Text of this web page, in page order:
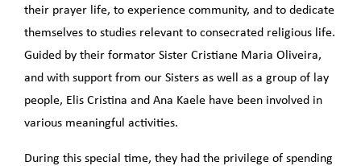
their prayer life, to experience community, and to dedicate
themselves to studies relevant to consecrated religious life.
Guided by their formator Sister Cristiane Maria Oliveira,
and with support from our Sisters as well as a group of lay
people, Elis Cristina and Ana Kaele have been involved in
various meaningful activities.
During this special time, they had the privilege of spending